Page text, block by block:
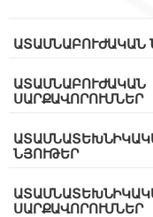
ԱՏԱՄՆԱԲՈՒԺԱԿԱՆ
ԱՏԱՄՆԱԲՈՒԺԱԿԱՆ
ՍԱՐՔԱՎՈՐՈՒՄՆԵՐ
ՆՅՈՒԹԵՐ
ՍԱՐՔԱՎՈՐՈՒՄՆԵՐ